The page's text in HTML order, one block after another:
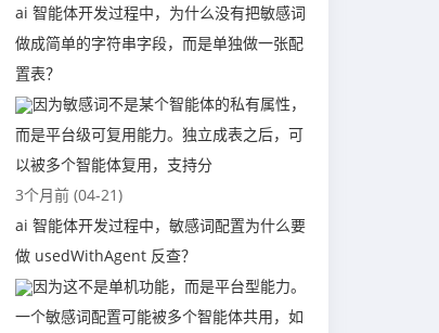
ai 智能体开发过程中，为什么没有把敏感词
做成简单的字符串字段，而是单独做一张配
置表？
因为敏感词不是某个智能体的私有属性，
而是平台级可复用能力。独立成表之后，可
以被多个智能体复用，支持分
3个月前 (04-21)
ai 智能体开发过程中，敏感词配置为什么要
做 usedWithAgent 反查？
因为这不是单机功能，而是平台型能力。
一个敏感词配置可能被多个智能体共用，如